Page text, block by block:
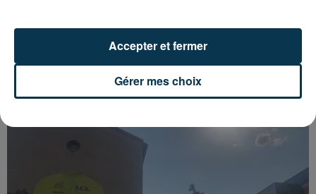
SAINT-ETIENNE : UN ENFANT DÉCÈDE APRÈS
UNE CHUTE DU 8E ÉTAGE
Gérer mes choix
Accepter et fermer